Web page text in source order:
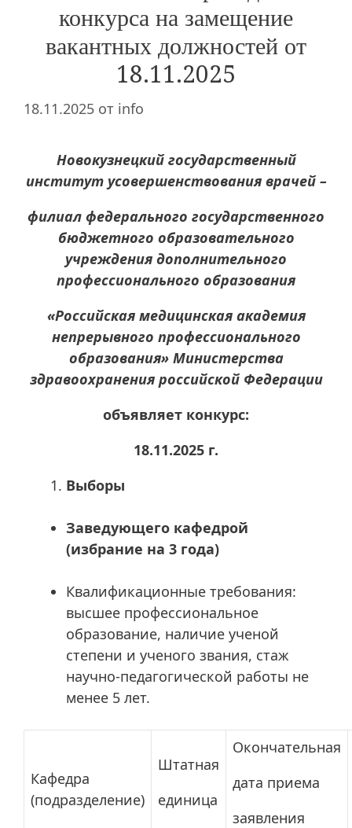
конкурса на замещение
вакантных должностей от
18.11.2025
18.11.2025 от info
Новокузнецкий государственный
институт усовершенствования врачей –
филиал федерального государственного
бюджетного образовательного
учреждения дополнительного
профессионального образования
«Российская медицинская академия
непрерывного профессионального
образования» Министерства
здравоохранения российской Федерации
объявляет конкурс:
18.11.2025 г.
Выборы
Заведующего кафедрой
(избрание на 3 года)
Квалификационные требования:
высшее профессиональное
образование, наличие ученой
степени и ученого звания, стаж
научно-педагогической работы не
менее 5 лет.
Кафедра
(подразделение)
Штатная
единица
Окончательная
дата приема
заявления